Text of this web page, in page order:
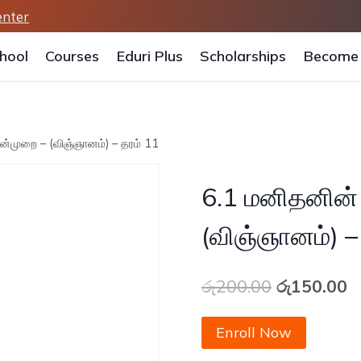
Courses Eduri Plus Scholarships
– (விஞ்ஞானம்) – தரம் 11
6.1 மனிதனின்
(விஞ்ஞானம்) –
රු200.00 Original
price
was:
රු150.00
6.1
மனிதனின்
Enroll Now